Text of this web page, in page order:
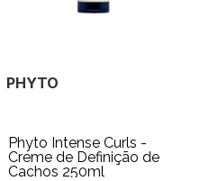
PHYTO
Phyto Intense Curls -
Creme de Definição de
Cachos 250ml